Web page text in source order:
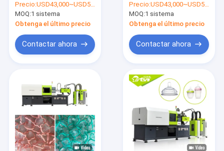
entrerrosca de la
botella de
alimentación del
bebé del silicón de la
categoría alimenticia
del sistema servo
a presión
Precio:USD43,000~USD50,000
MOQ:1 sistema
Obtenga el último precio
Contactar ahora
la goma de silicona
produciendo
exactitud del pezón
del pacificador de la
entrerrosca alta
Precio:USD43,000~USD50,000
MOQ:1 sistema
Obtenga el último precio
Contactar ahora